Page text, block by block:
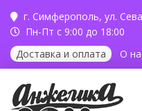
г. Симферополь, ул.
Пн-Пт с 9:00 до 18:00
Доставка и оплата
О